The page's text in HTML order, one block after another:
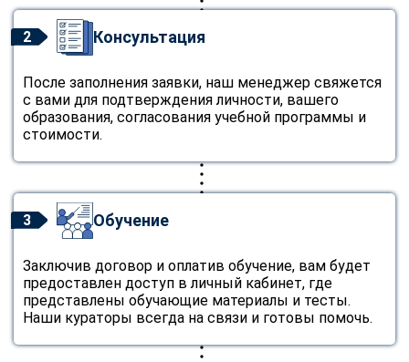
2 Консультация
После заполнения заявки, наш менеджер свяжется
с вами для подтверждения личности, вашего
образования, согласования учебной программы и
стоимости.
3 Обучение
Заключив договор и оплатив обучение, вам будет
предоставлен доступ в личный кабинет, где
представлены обучающие материалы и тесты.
Наши кураторы всегда на связи и готовы помочь.